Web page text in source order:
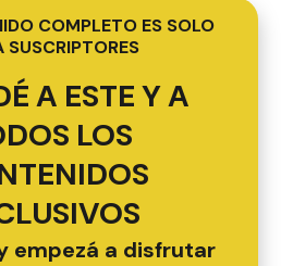
COMPLETO ES SOLO
SUSCRIPTORES
A ESTE Y A
LOS
empezá a disfrutar